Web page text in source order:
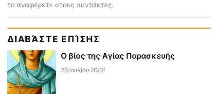
το αναφέρετε στους συντάκτες.
ΔΙΑΒΆΣΤΕ ΕΠΊΣΗΣ
Ο βίος της Αγίας Παρασκευής
26 Ιουλίου 20:01